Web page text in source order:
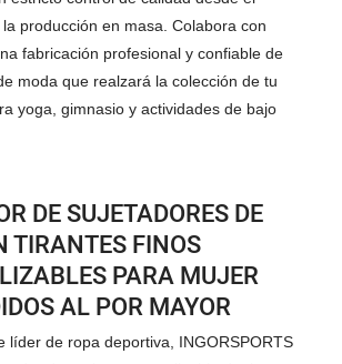
producción en masa. Colabora con
fabricación profesional y confiable de
moda que realzará la colección de tu
yoga, gimnasio y actividades de bajo
DE SUJETADORES DE
TIRANTES FINOS
PARA MUJER
AL POR MAYOR
líder de ropa deportiva, INGORSPORTS